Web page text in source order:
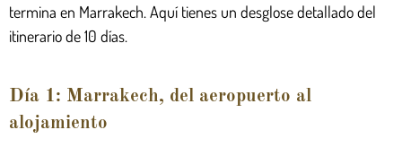
termina en Marrakech. Aquí tienes un desglose detallado del
itinerario de 10 días.
Día 1: Marrakech, del aeropuerto al
alojamiento